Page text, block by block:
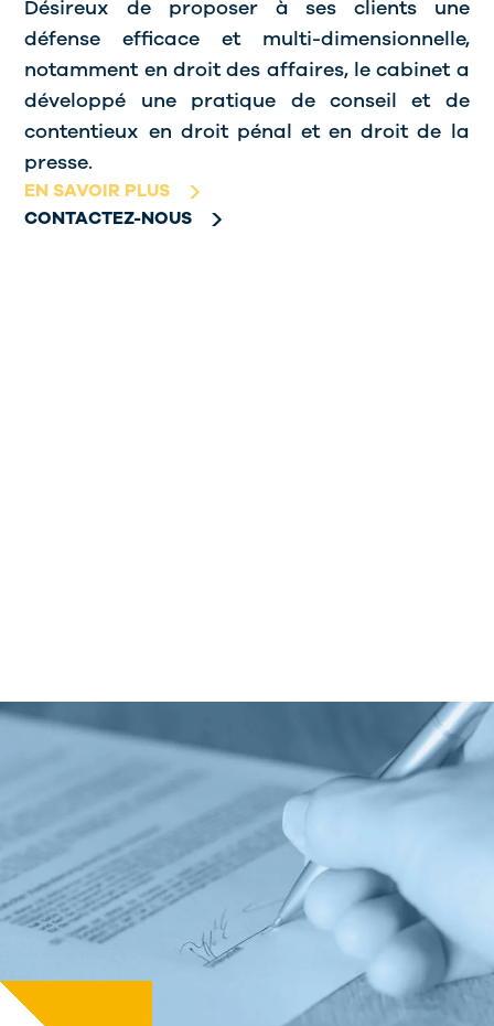
Désireux de proposer à ses clients une
défense efficace et multi-dimensionnelle,
notamment en droit des affaires, le cabinet a
développé une pratique de conseil et de
contentieux en droit pénal et en droit de la
presse.
EN SAVOIR PLUS
CONTACTEZ-NOUS